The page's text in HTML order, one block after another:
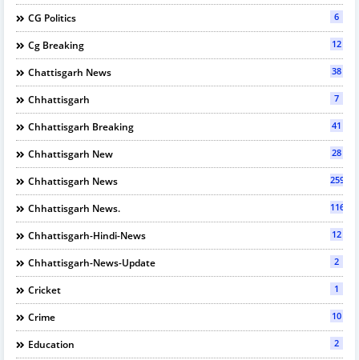
CG Politics 6
Cg Breaking 12
Chattisgarh News 38
Chhattisgarh 7
Chhattisgarh Breaking 41
Chhattisgarh New 28
Chhattisgarh News 2594
Chhattisgarh News. 116
Chhattisgarh-Hindi-News 12
Chhattisgarh-News-Update 2
Cricket 1
Crime 10
Education 2